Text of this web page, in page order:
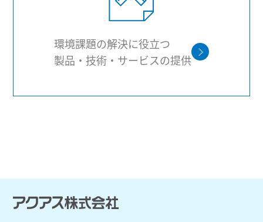
環境課題の解決に役立つ
製品・技術・サービスの提供